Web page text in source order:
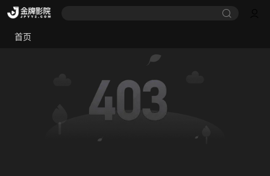
首页